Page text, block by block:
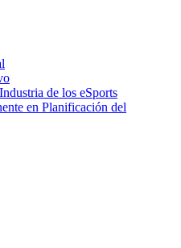
de los eSports
en Planificación del